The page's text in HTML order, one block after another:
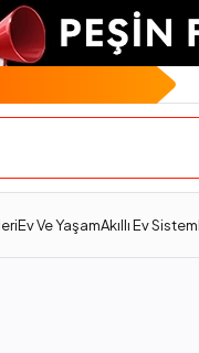
Ev Ve YaşamAkıllı Ev